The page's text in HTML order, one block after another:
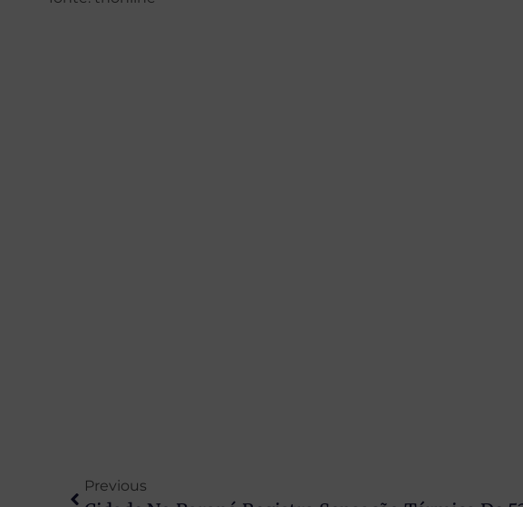
Previous